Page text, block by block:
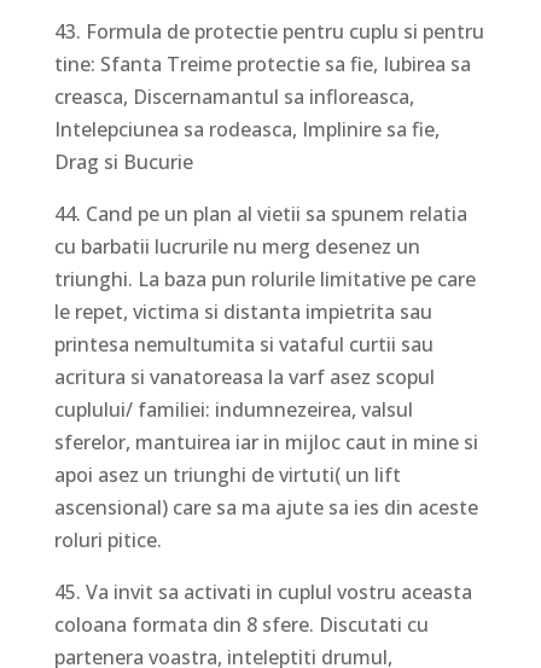
43. Formula de protectie pentru cuplu si pentru
tine: Sfanta Treime protectie sa fie, Iubirea sa
creasca, Discernamantul sa infloreasca,
Intelepciunea sa rodeasca, Implinire sa fie,
Drag si Bucurie
44. Cand pe un plan al vietii sa spunem relatia
cu barbatii lucrurile nu merg desenez un
triunghi. La baza pun rolurile limitative pe care
le repet, victima si distanta impietrita sau
printesa nemultumita si vataful curtii sau
acritura si vanatoreasa la varf asez scopul
cuplului/ familiei: indumnezeirea, valsul
sferelor, mantuirea iar in mijloc caut in mine si
apoi asez un triunghi de virtuti( un lift
ascensional) care sa ma ajute sa ies din aceste
roluri pitice.
45. Va invit sa activati in cuplul vostru aceasta
coloana formata din 8 sfere. Discutati cu
partenera voastra, inteleptiti drumul,